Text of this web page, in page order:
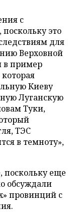
с
это
для
Верховной
в пример
Киеву
Луганскую
Туки,
ТЭС
в темноту»,
поскольку еще
обсуждали
провинций с